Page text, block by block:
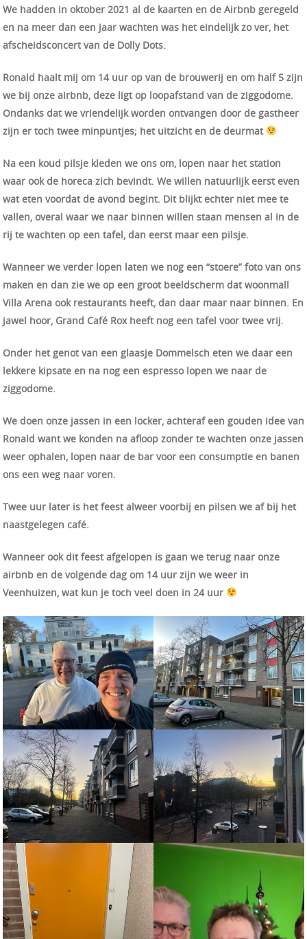
We hadden in oktober 2021 al de kaarten en de Airbnb geregeld
en na meer dan een jaar wachten was het eindelijk zo ver, het
afscheidsconcert van de Dolly Dots.
Ronald haalt mij om 14 uur op van de brouwerij en om half 5 zijn
we bij onze airbnb, deze ligt op loopafstand van de ziggodome.
Ondanks dat we vriendelijk worden ontvangen door de gastheer
zijn er toch twee minpuntjes; het uitzicht en de deurmat
Na een koud pilsje kleden we ons om, lopen naar het station
waar ook de horeca zich bevindt. We willen natuurlijk eerst even
wat eten voordat de avond begint. Dit blijkt echter niet mee te
vallen, overal waar we naar binnen willen staan mensen al in de
rij te wachten op een tafel, dan eerst maar een pilsje.
Wanneer we verder lopen laten we nog een “stoere” foto van ons
maken en dan zie we op een groot beeldscherm dat woonmall
Villa Arena ook restaurants heeft, dan daar maar naar binnen. En
jawel hoor, Grand Café Rox heeft nog een tafel voor twee vrij.
Onder het genot van een glaasje Dommelsch eten we daar een
lekkere kipsate en na nog een espresso lopen we naar de
ziggodome.
We doen onze jassen in een locker, achteraf een gouden idee van
Ronald want we konden na afloop zonder te wachten onze jassen
weer ophalen, lopen naar de bar voor een consumptie en banen
ons een weg naar voren.
Twee uur later is het feest alweer voorbij en pilsen we af bij het
naastgelegen café.
Wanneer ook dit feest afgelopen is gaan we terug naar onze
airbnb en de volgende dag om 14 uur zijn we weer in
Veenhuizen, wat kun je toch veel doen in 24 uur